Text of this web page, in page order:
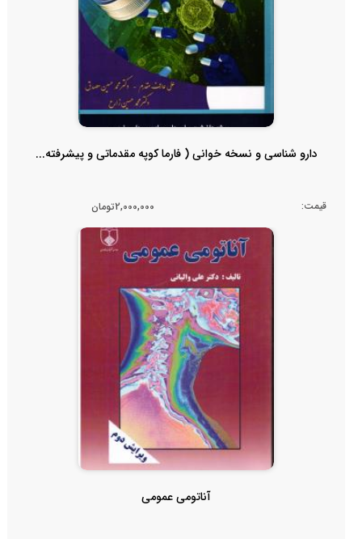
دارو شناسی و نسخه خوانی ( فارما کوپه مقدماتی و پیشرفته...
قیمت: 2,000,000تومان
آناتومی عمومی